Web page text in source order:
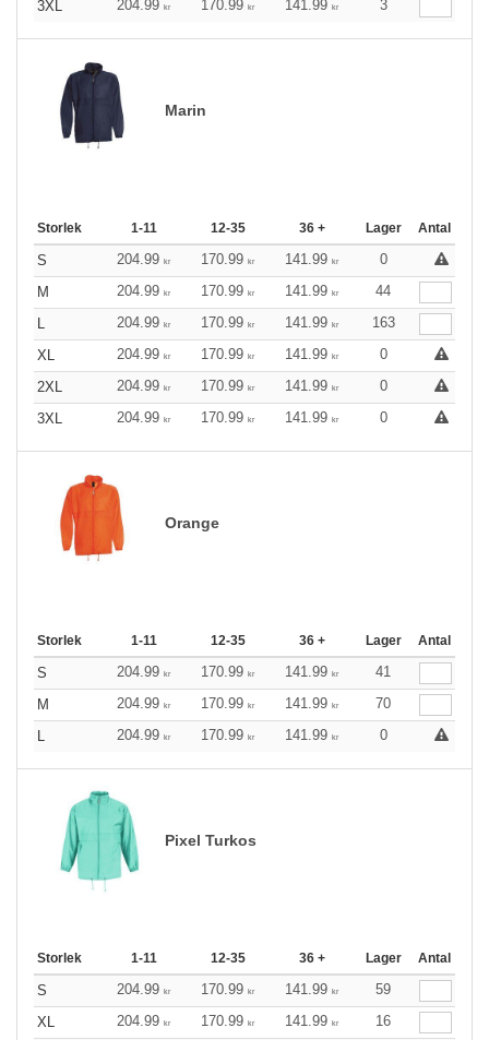
3XL 204.99 kr 170.99 kr 141.99 kr 3
Marin
Storlek 1-11 12-35 36 + Lager Antal
S 204.99 kr 170.99 kr 141.99 kr
0
M
204.99 kr 170.99 kr 141.99 kr
44
L
204.99 kr 170.99 kr 141.99 kr
163
XL
204.99 kr 170.99 kr 141.99 kr
0
2XL
204.99 kr 170.99 kr 141.99 kr
0
3XL
204.99 kr 170.99 kr 141.99 kr 0
Orange
Storlek 1-11 12-35 36 + Lager Antal
S 204.99 kr 170.99 kr 141.99 kr
41
M
204.99 kr 170.99 kr 141.99 kr
70
L
204.99 kr 170.99 kr 141.99 kr 0
Pixel Turkos
Storlek 1-11 12-35 36 + Lager Antal
S 204.99 kr 170.99 kr 141.99 kr
59
XL
204.99 kr 170.99 kr 141.99 kr
16